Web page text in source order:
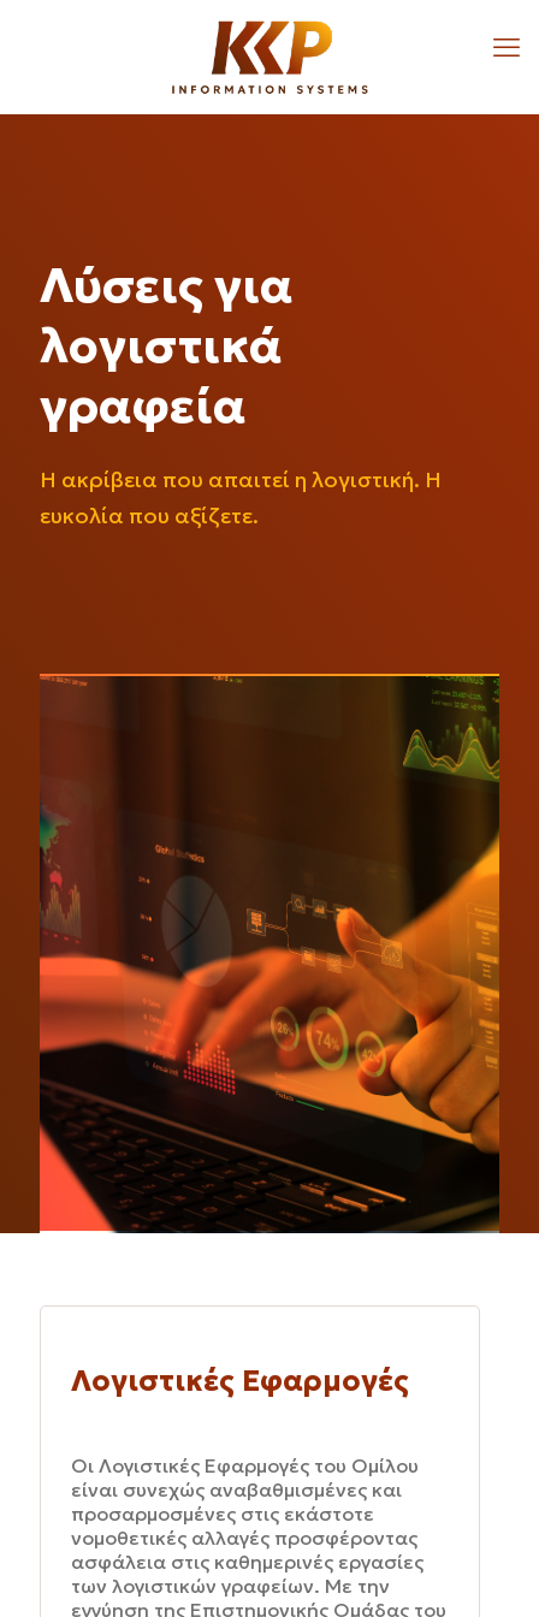
Λύσεις για
λογιστικά
γραφεία
Η ακρίβεια που απαιτεί η λογιστική. Η
ευκολία που αξίζετε.
Λογιστικές Εφαρμογές
Οι Λογιστικές Εφαρμογές του Ομίλου
είναι συνεχώς αναβαθμισμένες και
προσαρμοσμένες στις εκάστοτε
νομοθετικές αλλαγές προσφέροντας
ασφάλεια στις καθημερινές εργασίες
των λογιστικών γραφείων. Με την
εγγύηση της Επιστημονικής Ομάδας του